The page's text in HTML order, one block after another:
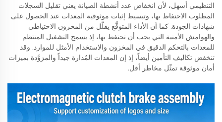
التنظيمي أسهل، لأن انخفاض عدد أنشطة الصيانة يعني تقليل السجلات
المطلوب الاحتفاظ بها، وتبسيط إثبات موثوقية المعدات عند الحصول على
شهادات الجودة. كما أن الأداء المتوقَّع يقلّل من المخزون الاحتياطي
والهوامش الأمنية التي يجب أن تحتفظ بها، إذ يسمح التشغيل المنتظم
للمعدات بالتحكم الدقيق في المخزون والاستخدام الأمثل للموارد. وقد
تنخفض تكاليف التأمين أيضاً، إذ إن المعدات المُدارة جيداً والمزوَّدة بميزات
أمان موثوقة تمثّل مخاطر أقل.